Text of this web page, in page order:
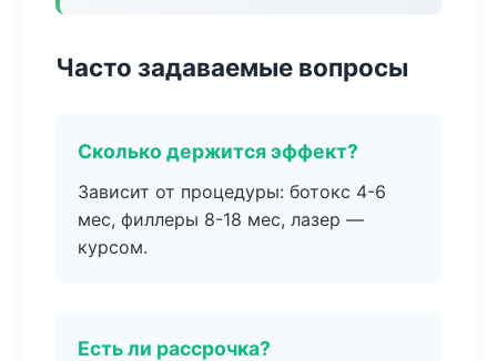
Часто задаваемые вопросы
Сколько держится эффект?
Зависит от процедуры: ботокс 4-6
мес, филлеры 8-18 мес, лазер —
курсом.
Есть ли рассрочка?